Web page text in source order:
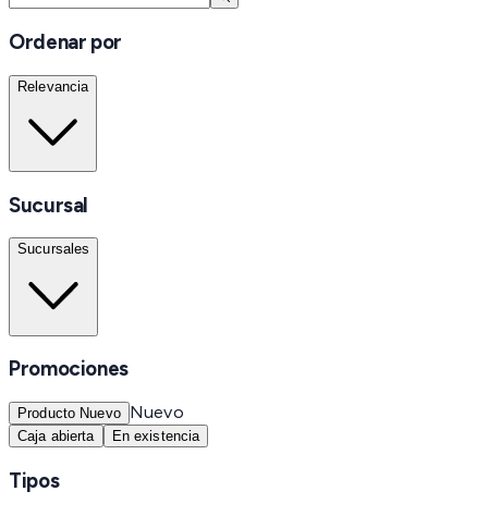
Ordenar por
Relevancia
Sucursal
Sucursales
Promociones
Producto Nuevo Nuevo
Caja abierta En existencia
Tipos